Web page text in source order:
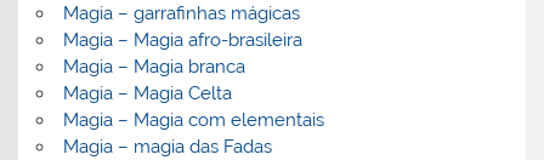
Magia – garrafinhas mágicas
Magia – Magia afro-brasileira
Magia – Magia branca
Magia – Magia Celta
Magia – Magia com elementais
Magia – magia das Fadas